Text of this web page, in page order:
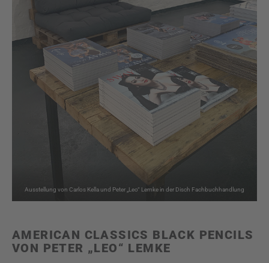
Ausstellung von Carlos Kella und Peter „Leo“ Lemke in der Disch Fachbuchhandlung
AMERICAN CLASSICS BLACK PENCILS
VON PETER „LEO“ LEMKE